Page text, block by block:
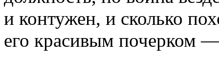
и контужен, и сколько
его красивым почерком